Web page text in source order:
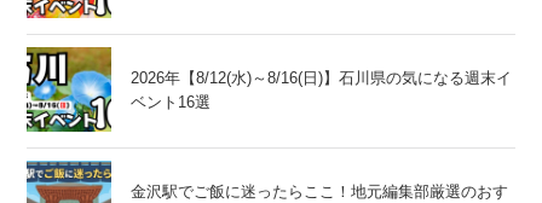
2026年【8/12(水)～8/16(日)】石川県の気になる週末イ
ベント16選
金沢駅でご飯に迷ったらここ！地元編集部厳選のおす